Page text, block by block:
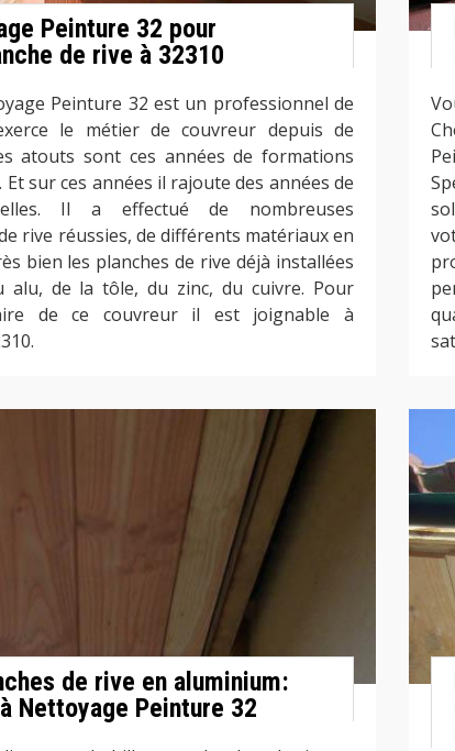
Peinture 32 pour
de rive à 32310
Peinture 32 est un professionnel de
le métier de couvreur depuis de
atouts sont ces années de formations
sur ces années il rajoute des années de
Il a effectué de nombreuses
rive réussies, de différents matériaux en
bien les planches de rive déjà installées
alu, de la tôle, du zinc, du cuivre. Pour
de ce couvreur il est joignable à
de rive en aluminium:
Nettoyage Peinture 32